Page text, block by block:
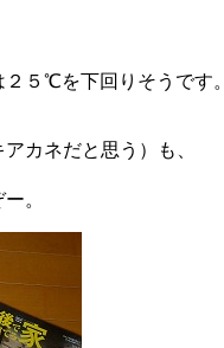
５℃を下回りそうです。
カネだと思う）も、
。